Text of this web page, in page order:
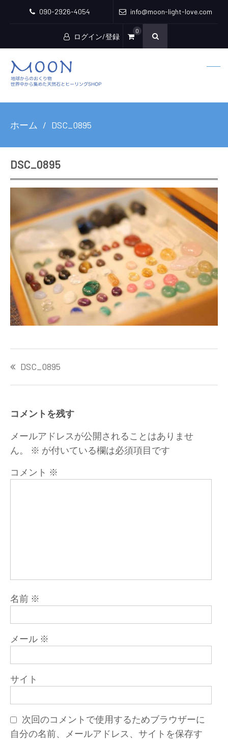
090-2926-4054 info@moon-light-love.com
ログイン/登録
0
ホーム DSC_0895
DSC_0895
稿
ー
シ
ョ
DSC_0895
コメントを残す
メールアドレスが公開されることはありませ
ん。
※ が付いている欄は必須項目です
コメント ※
名前 ※
メール ※
サイト
次回のコメントで使用するためブラウザーに
自分の名前、メールアドレス、サイトを保存す